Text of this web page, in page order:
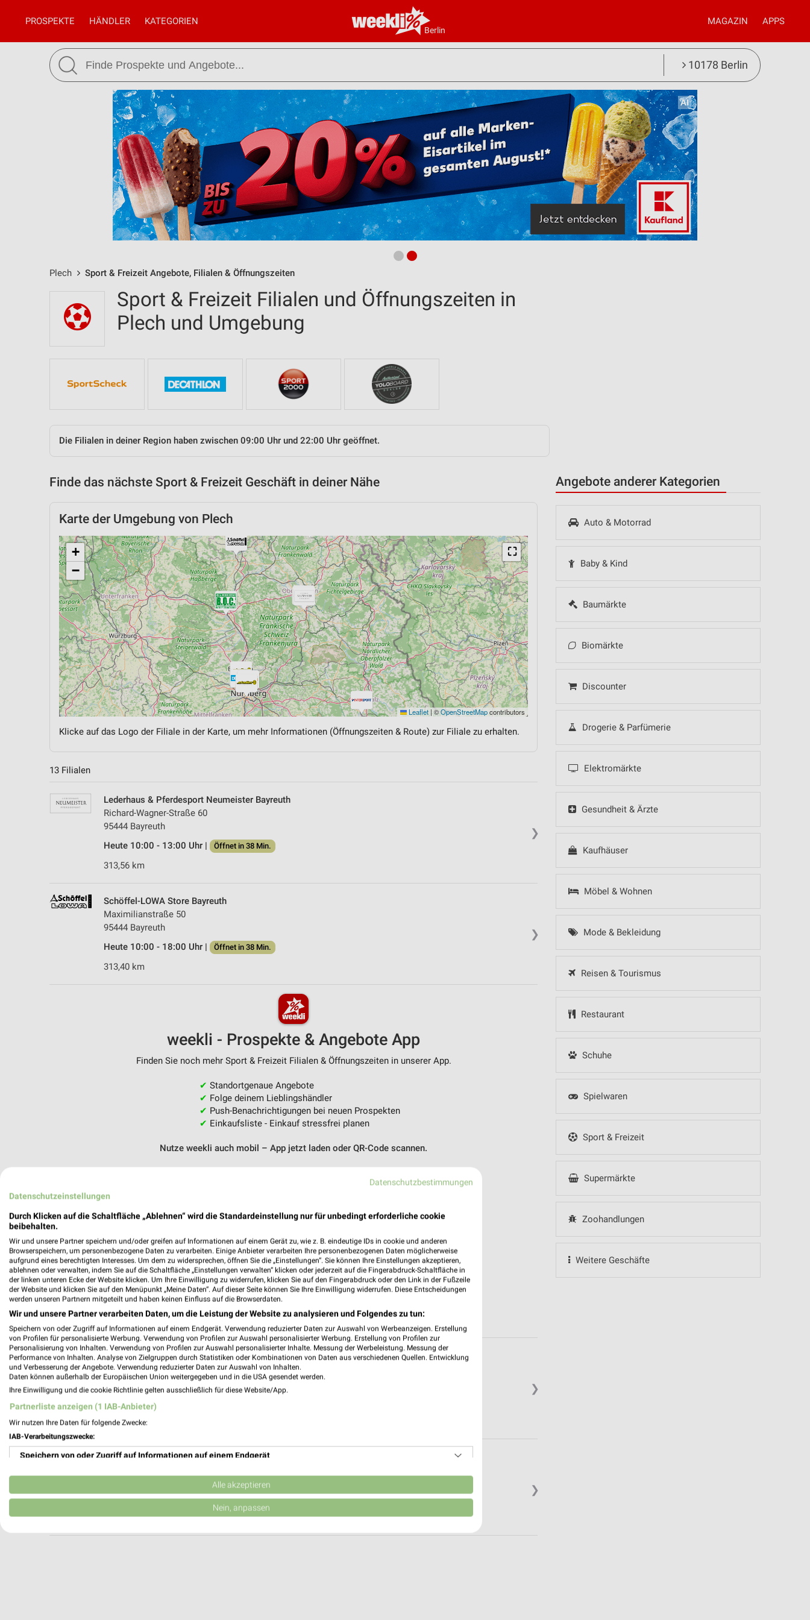
Berlin
PROSPEKTE HÄNDLER KATEGORIEN MAGAZIN APPS
10178 Berlin
Plech Sport & Freizeit Angebote, Filialen & Öffnungszeiten
Angebote anderer Kategorien
Auto & Motorrad
Baby & Kind
Baumärkte
Biomärkte
Discounter
Drogerie & Parfümerie
Elektromärkte
Gesundheit & Ärzte
Kaufhäuser
Möbel & Wohnen
Mode & Bekleidung
Reisen & Tourismus
Restaurant
Schuhe
Spielwaren
Sport & Freizeit
Supermärkte
Zoohandlungen
Weitere Geschäfte
Sport & Freizeit Filialen und Öffnungszeiten in
Plech und Umgebung
Die Filialen in deiner Region haben zwischen 09:00 Uhr und 22:00 Uhr geöffnet.
Finde das nächste Sport & Freizeit Geschäft in deiner Nähe
Karte der Umgebung von Plech
⛶
+
−
Leaflet |©OpenStreetMapcontributors
Klicke auf das Logo der Filiale in der Karte, um mehr Informationen (Öffnungszeiten & Route) zur Filiale zu erhalten.
13 Filialen
❯
Lederhaus & Pferdesport Neumeister Bayreuth
Richard-Wagner-Straße 60
95444 Bayreuth
Heute 10:00 - 13:00 Uhr |
Öffnet in 38 Min.
313,56 km
❯
Schöffel-LOWA Store Bayreuth
Maximilianstraße 50
95444 Bayreuth
Heute 10:00 - 18:00 Uhr |
Öffnet in 38 Min.
313,40 km
weekli - Prospekte & Angebote App
Finden Sie noch mehr Sport & Freizeit Filialen & Öffnungszeiten in unserer App.
✔ Standortgenaue Angebote
✔ Folge deinem Lieblingshändler
✔ Push-Benachrichtigungen bei neuen Prospekten
✔ Einkaufsliste - Einkauf stressfrei planen
Nutze weekli auch mobil – App jetzt laden oder QR-Code scannen.
❯
Radhaus Hensel & Koller Bayreuth
Friedrich-von-Schiller-Straße 5
95444 Bayreuth
Heute 10:00 - 14:00 Uhr |
312,82 km
❯
Schöffel-LOWA Store Nürnberg
Heute 10:00 - 19:00 Uhr | Öffnet in 38 Min.
Datenschutzbestimmungen
Datenschutzeinstellungen
Durch Klicken auf die Schaltfläche „Ablehnen“ wird die Standardeinstellung nur für unbedingt erforderliche cookie
beibehalten.
Wir und unsere Partner speichern und/oder greifen auf Informationen auf einem Gerät zu, wie z. B. eindeutige IDs in cookie und anderen
Browserspeichern, um personenbezogene Daten zu verarbeiten. Einige Anbieter verarbeiten Ihre personenbezogenen Daten möglicherweise
aufgrund eines berechtigten Interesses. Um dem zu widersprechen, öffnen Sie die „Einstellungen“. Sie können Ihre Einstellungen akzeptieren,
ablehnen oder verwalten, indem Sie auf die Schaltfläche „Einstellungen verwalten“ klicken oder jederzeit auf die Fingerabdruck-Schaltfläche in
der linken unteren Ecke der Website klicken. Um Ihre Einwilligung zu widerrufen, klicken Sie auf den Fingerabdruck oder den Link in der Fußzeile
der Website und klicken Sie auf den Menüpunkt „Meine Daten“. Auf dieser Seite können Sie Ihre Einwilligung widerrufen. Diese Entscheidungen
werden unseren Partnern mitgeteilt und haben keinen Einfluss auf die Browserdaten.
Wir und unsere Partner verarbeiten Daten, um die Leistung der Website zu analysieren und Folgendes zu tun:
Speichern von oder Zugriff auf Informationen auf einem Endgerät. Verwendung reduzierter Daten zur Auswahl von Werbeanzeigen. Erstellung
von Profilen für personalisierte Werbung. Verwendung von Profilen zur Auswahl personalisierter Werbung. Erstellung von Profilen zur
Personalisierung von Inhalten. Verwendung von Profilen zur Auswahl personalisierter Inhalte. Messung der Werbeleistung. Messung der
Performance von Inhalten. Analyse von Zielgruppen durch Statistiken oder Kombinationen von Daten aus verschiedenen Quellen. Entwicklung
und Verbesserung der Angebote. Verwendung reduzierter Daten zur Auswahl von Inhalten.
Daten können außerhalb der Europäischen Union weitergegeben und in die USA gesendet werden.
Ihre Einwilligung und die cookie Richtlinie gelten ausschließlich für diese Website/App.
Partnerliste anzeigen (1 IAB-Anbieter)
Wir nutzen Ihre Daten für folgende Zwecke:
IAB-Verarbeitungszwecke:
Speichern von oder Zugriff auf Informationen auf einem Endgerät
Verwendung reduzierter Daten zur Auswahl von Werbeanzeigen
Erstellung von Profilen für personalisierte Werbung
Alle akzeptieren
Nein, anpassen